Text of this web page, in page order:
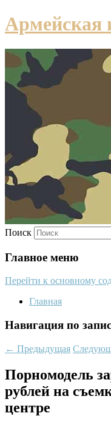
Армейская
Поиск
Главное меню
Перейти к основному
Главная
Навигация по
← Предыдущая
Порномодель
рублей на
центре